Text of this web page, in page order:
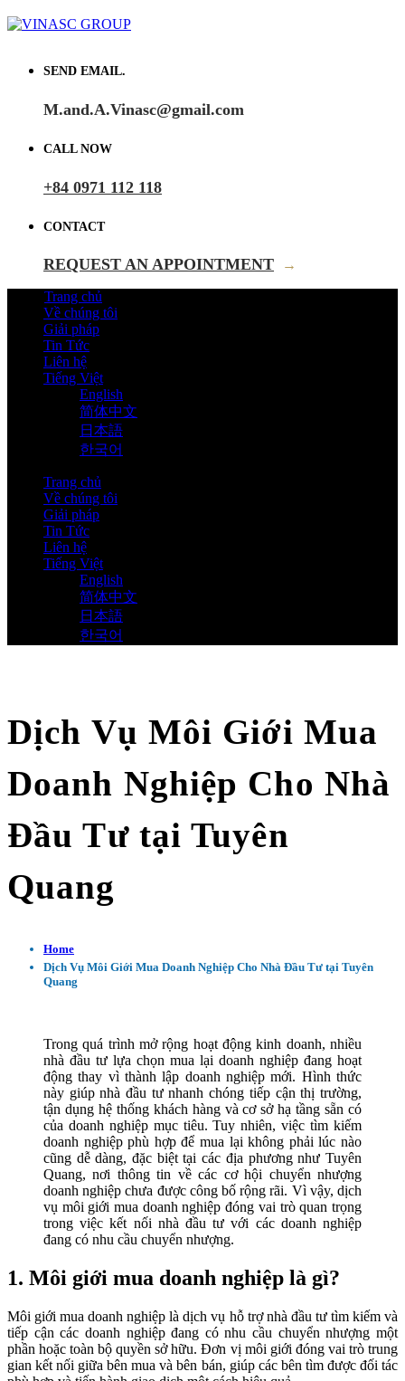
SEND EMAIL.
M.and.A.Vinasc@gmail.com
CALL NOW
+84 0971 112 118
CONTACT
REQUEST AN APPOINTMENT →
Trang chủ
Về chúng tôi
Giải pháp
Tin Tức
Liên hệ
Tiếng Việt
English
简体中文
日本語
한국어
Trang chủ
Về chúng tôi
Giải pháp
Tin Tức
Liên hệ
Tiếng Việt
English
简体中文
日本語
한국어
Dịch Vụ Môi Giới Mua
Doanh Nghiệp Cho Nhà
Đầu Tư tại Tuyên
Quang
Home
Dịch Vụ Môi Giới Mua Doanh Nghiệp Cho Nhà Đầu Tư tại Tuyên
Quang
Trong quá trình mở rộng hoạt động kinh doanh, nhiều
nhà đầu tư lựa chọn mua lại doanh nghiệp đang hoạt
động thay vì thành lập doanh nghiệp mới. Hình thức
này giúp nhà đầu tư nhanh chóng tiếp cận thị trường,
tận dụng hệ thống khách hàng và cơ sở hạ tầng sẵn có
của doanh nghiệp mục tiêu. Tuy nhiên, việc tìm kiếm
doanh nghiệp phù hợp để mua lại không phải lúc nào
cũng dễ dàng, đặc biệt tại các địa phương như Tuyên
Quang, nơi thông tin về các cơ hội chuyển nhượng
doanh nghiệp chưa được công bố rộng rãi. Vì vậy, dịch
vụ môi giới mua doanh nghiệp đóng vai trò quan trọng
trong việc kết nối nhà đầu tư với các doanh nghiệp
đang có nhu cầu chuyển nhượng.
1. Môi giới mua doanh nghiệp là gì?
Môi giới mua doanh nghiệp là dịch vụ hỗ trợ nhà đầu tư tìm kiếm và
tiếp cận các doanh nghiệp đang có nhu cầu chuyển nhượng một
phần hoặc toàn bộ quyền sở hữu. Đơn vị môi giới đóng vai trò trung
gian kết nối giữa bên mua và bên bán, giúp các bên tìm được đối tác